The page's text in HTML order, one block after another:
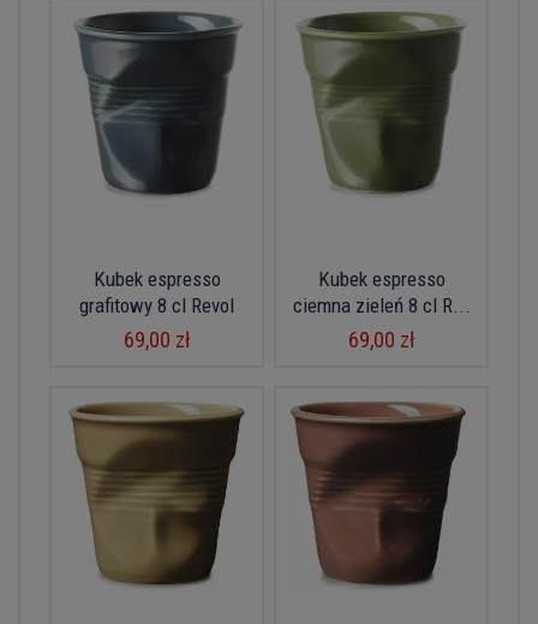
Kubek espresso
grafitowy 8 cl Revol
69,00 zł
Kubek espresso
ciemna zieleń 8 cl R...
69,00 zł